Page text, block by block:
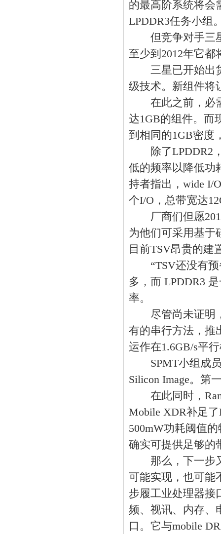
的最高阶系统将会
LPDDR3任务小组
但竞争对手三星
至少到2012年它都
三星已开始出货
级技术。新组件将
在此之前，必需
达1GB的组件。而
到相同的1GB密度
除了LPDDR2，
低的频率以降低功
持者指出，wide I/
个I/O，总带宽达
厂商们但愿2013
为他们可采用基于
目前TSV昂贵的建
“TSV还没有预
多，而 LPDDR3
率。
尽管尚未证明，
有的串行方法，推
运作在1.6GB/s平
SPMT小组成员
Silicon Image。第
在此同时，
Mobile XDR补足了
500mW功耗阈值
确实可提供足够的
那么，下一步又
可能实现，也可能
步履工业处理器接
频、视讯、内存、
口。它与mobile